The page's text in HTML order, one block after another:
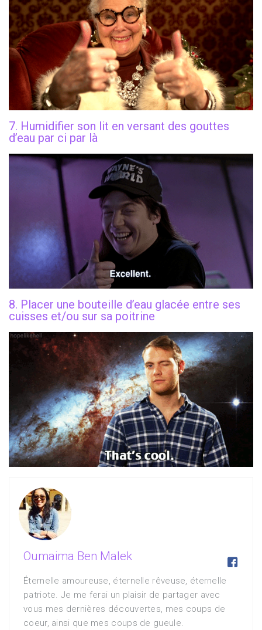
7. Humidifier son lit en versant des gouttes
d’eau par ci par là
8. Placer une bouteille d’eau glacée entre ses
cuisses et/ou sur sa poitrine
Oumaima Ben Malek 
Éternelle amoureuse, éternelle rêveuse, éternelle
patriote. Je me ferai un plaisir de partager avec
vous mes dernières découvertes, mes coups de
coeur, ainsi que mes coups de gueule.